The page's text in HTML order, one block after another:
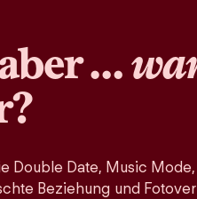
…
Double Date, Music
Beziehung und